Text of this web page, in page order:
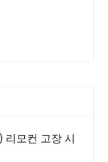
리모컨 고장 시